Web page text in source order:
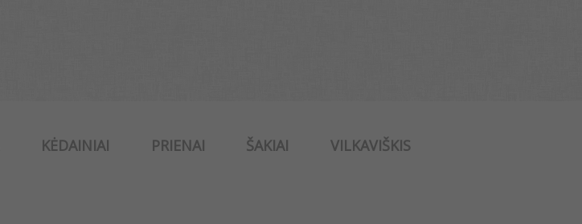
KĖDAINIAI PRIENAI ŠAKIAI
VILKAVIŠKIS